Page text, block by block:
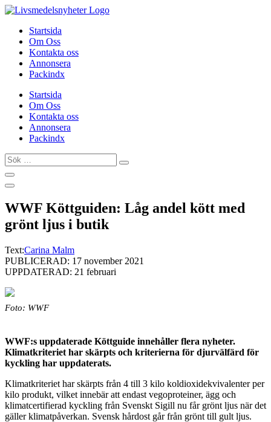
Hoppa
innehållStartsida
Om Oss
Kontakta oss
Annonsera
Packindx
Startsida
Om Oss
Kontakta oss
Annonsera
Packindx
Sök
…
WWF Köttguiden: Låg andel kött med
grönt ljus i butik
Text:Carina Malm
PUBLICERAD: 17 november 2021
UPPDATERAD: 21 februari
Foto: WWF
WWF:s uppdaterade Köttguide innehåller flera nyheter.
Klimatkriteriet har skärpts och kriterierna för djurvälfärd för
kyckling har uppdaterats.
Klimatkriteriet har skärpts från 4 till 3 kilo koldioxidekvivalenter per
kilo produkt, vilket innebär att endast vegoproteiner, ägg och
klimatcertifierad kyckling från Svenskt Sigill nu får grönt ljus när det
gäller klimatpåverkan. Svensk hårdost går från grönt till gult ljus.